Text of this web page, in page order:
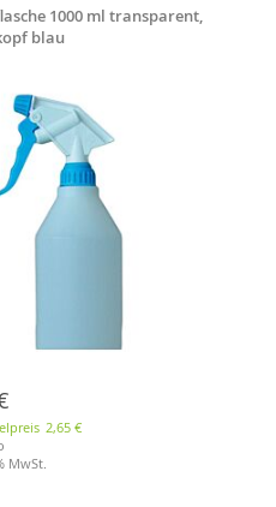
1000 ml transparent,
blau
2,65 €
MwSt.